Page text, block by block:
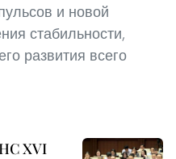
и новой
стабильности,
развития всего
XVI